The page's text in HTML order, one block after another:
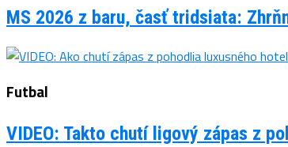
MS 2026 z baru, časť tridsiata:
Futbal
VIDEO: Takto chutí ligový zápas z